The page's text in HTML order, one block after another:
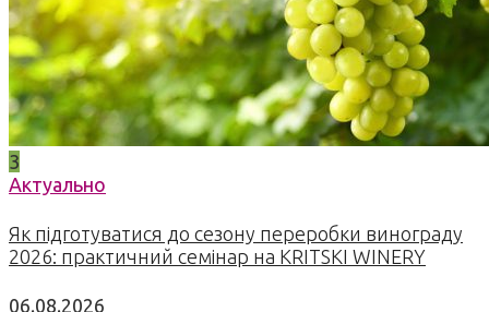
3
Актуально
Як підготуватися до сезону переробки винограду
2026: практичний семінар на KRITSKI WINERY
06.08.2026